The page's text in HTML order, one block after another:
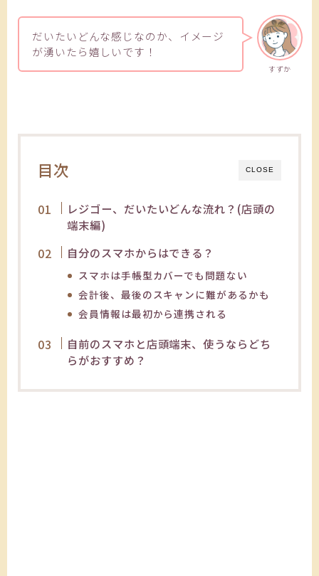
すずか
だいたいどんな感じなのか、イメージ
が湧いたら嬉しいです！
CLOSE
目次
レジゴー、だいたいどんな流れ？(店頭の
端末編)
自分のスマホからはできる？
スマホは手帳型カバーでも問題ない
会計後、最後のスキャンに難があるかも
会員情報は最初から連携される
自前のスマホと店頭端末、使うならどち
らがおすすめ？